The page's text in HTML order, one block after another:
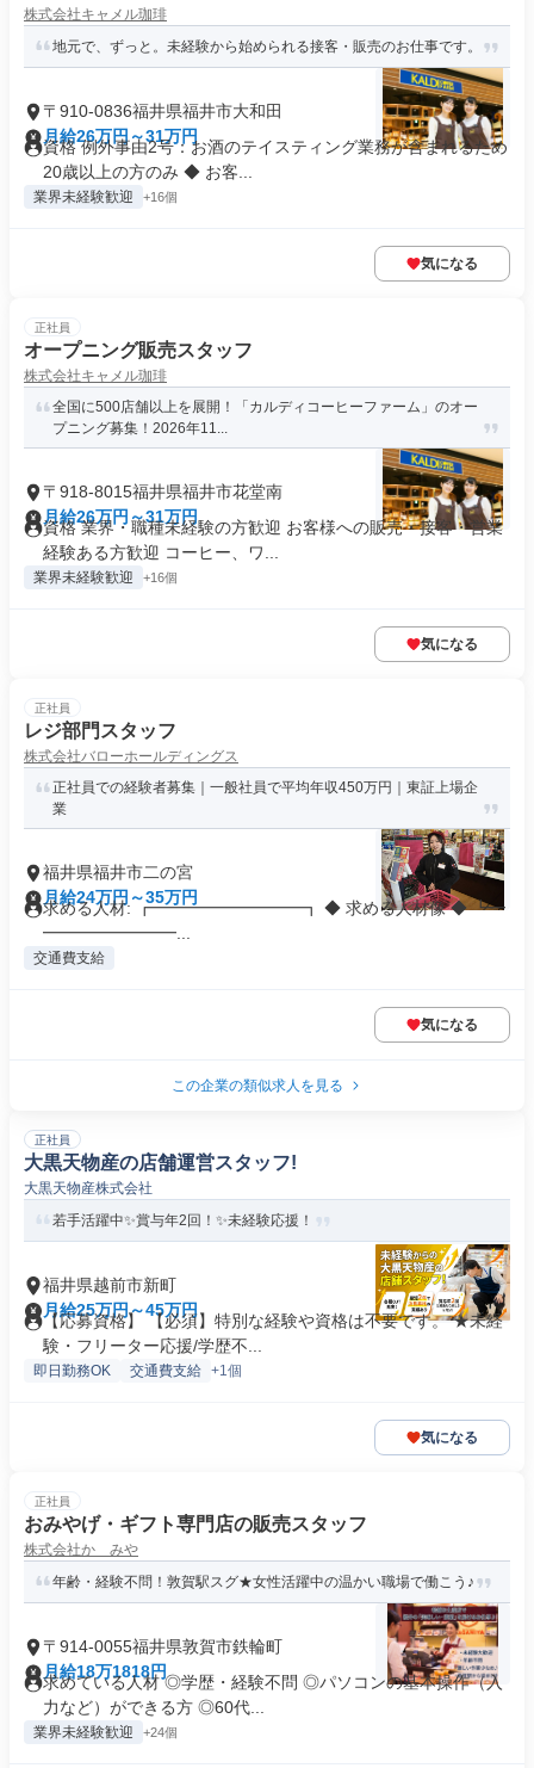
株式会社キャメル珈琲
地元で、ずっと。未経験から始められる接客・販売のお仕事です。
〒910-0836福井県福井市大和田
月給26万円～31万円
資格 例外事由2号：お酒のテイスティング業務が含まれるため
20歳以上の方のみ ◆ お客...
業界未経験歓迎 +16個
気になる
正社員
オープニング販売スタッフ
株式会社キャメル珈琲
全国に500店舗以上を展開！「カルディコーヒーファーム」のオー
プニング募集！2026年11...
〒918-8015福井県福井市花堂南
月給26万円～31万円
資格 業界・職種未経験の方歓迎 お客様への販売・接客・営業
経験ある方歓迎 コーヒー、ワ...
業界未経験歓迎 +16個
気になる
正社員
レジ部門スタッフ
株式会社バローホールディングス
正社員での経験者募集｜一般社員で平均年収450万円｜東証上場企
業
福井県福井市二の宮
月給24万円～35万円
求める人材: ┏━━━━━━━━━┓ ◆ 求める人材像 ◆ ┗━
━━━━━━━━...
交通費支給
気になる
この企業の類似求人を見る
正社員
大黒天物産の店舗運営スタッフ!
大黒天物産株式会社
若手活躍中✨賞与年2回！✨未経験応援！
福井県越前市新町
月給25万円～45万円
【応募資格】 【必須】特別な経験や資格は不要です。 ★未経
験・フリーター応援/学歴不...
即日勤務OK 交通費支給 +1個
気になる
正社員
おみやげ・ギフト専門店の販売スタッフ
株式会社かゞみや
年齢・経験不問！敦賀駅スグ★女性活躍中の温かい職場で働こう♪
〒914-0055福井県敦賀市鉄輪町
月給18万1818円
求めている人材 ◎学歴・経験不問 ◎パソコンの基本操作（入
力など）ができる方 ◎60代...
業界未経験歓迎 +24個